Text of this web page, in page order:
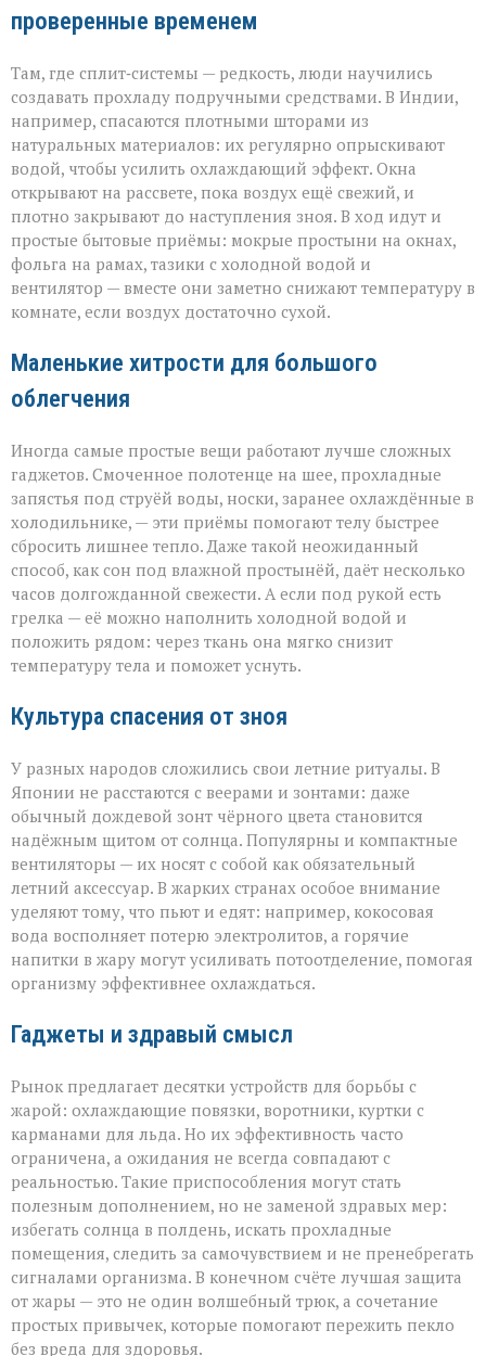
проверенные временем
Там, где сплит‑системы — редкость, люди научились
создавать прохладу подручными средствами. В Индии,
например, спасаются плотными шторами из
натуральных материалов: их регулярно опрыскивают
водой, чтобы усилить охлаждающий эффект. Окна
открывают на рассвете, пока воздух ещё свежий, и
плотно закрывают до наступления зноя. В ход идут и
простые бытовые приёмы: мокрые простыни на окнах,
фольга на рамах, тазики с холодной водой и
вентилятор — вместе они заметно снижают температуру в
комнате, если воздух достаточно сухой.
Маленькие хитрости для большого
облегчения
Иногда самые простые вещи работают лучше сложных
гаджетов. Смоченное полотенце на шее, прохладные
запястья под струёй воды, носки, заранее охлаждённые в
холодильнике, — эти приёмы помогают телу быстрее
сбросить лишнее тепло. Даже такой неожиданный
способ, как сон под влажной простынёй, даёт несколько
часов долгожданной свежести. А если под рукой есть
грелка — её можно наполнить холодной водой и
положить рядом: через ткань она мягко снизит
температуру тела и поможет уснуть.
Культура спасения от зноя
У разных народов сложились свои летние ритуалы. В
Японии не расстаются с веерами и зонтами: даже
обычный дождевой зонт чёрного цвета становится
надёжным щитом от солнца. Популярны и компактные
вентиляторы — их носят с собой как обязательный
летний аксессуар. В жарких странах особое внимание
уделяют тому, что пьют и едят: например, кокосовая
вода восполняет потерю электролитов, а горячие
напитки в жару могут усиливать потоотделение, помогая
организму эффективнее охлаждаться.
Гаджеты и здравый смысл
Рынок предлагает десятки устройств для борьбы с
жарой: охлаждающие повязки, воротники, куртки с
карманами для льда. Но их эффективность часто
ограничена, а ожидания не всегда совпадают с
реальностью. Такие приспособления могут стать
полезным дополнением, но не заменой здравых мер:
избегать солнца в полдень, искать прохладные
помещения, следить за самочувствием и не пренебрегать
сигналами организма. В конечном счёте лучшая защита
от жары — это не один волшебный трюк, а сочетание
простых привычек, которые помогают пережить пекло
без вреда для здоровья.